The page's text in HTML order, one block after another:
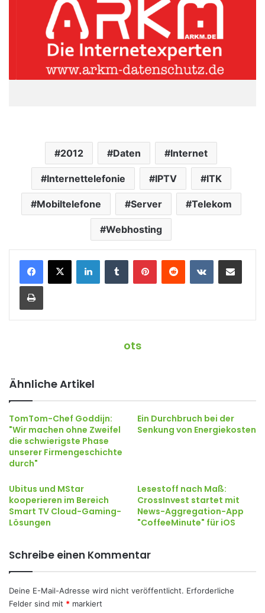
2012 Daten Internet
Internettelefonie IPTV ITK
Mobiltelefone Server Telekom
Webhosting
ots
Ähnliche Artikel
TomTom-Chef Goddijn:
"Wir machen ohne Zweifel
die schwierigste Phase
unserer Firmengeschichte
durch"
Ein Durchbruch bei der
Senkung von Energiekosten
Ubitus und MStar
kooperieren im Bereich
Smart TV Cloud-Gaming-
Lösungen
Lesestoff nach Maß:
CrossInvest startet mit
News-Aggregation-App
"CoffeeMinute" für iOS
Schreibe einen Kommentar
Deine E-Mail-Adresse wird nicht veröffentlicht. Erforderliche
Felder sind mit * markiert